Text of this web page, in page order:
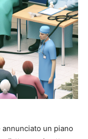
un piano